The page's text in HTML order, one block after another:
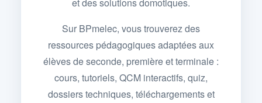
Sur BPmelec, vous trouverez des
ressources pédagogiques adaptées aux
élèves de seconde, première et terminale :
cours, tutoriels, QCM interactifs, quiz,
dossiers techniques, téléchargements et